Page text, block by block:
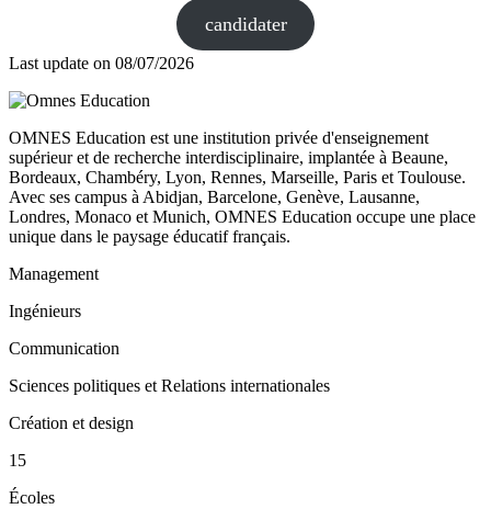
candidater
Last update on 08/07/2026
OMNES Education est une institution privée d'enseignement
supérieur et de recherche interdisciplinaire, implantée à Beaune,
Bordeaux, Chambéry, Lyon, Rennes, Marseille, Paris et Toulouse.
Avec ses campus à Abidjan, Barcelone, Genève, Lausanne,
Londres, Monaco et Munich, OMNES Education occupe une place
unique dans le paysage éducatif français.
Management
Ingénieurs
Communication
Sciences politiques et Relations internationales
Création et design
15
Écoles